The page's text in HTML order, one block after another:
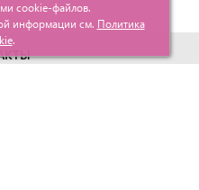
cookie-файлов.
информации см. Политика
.